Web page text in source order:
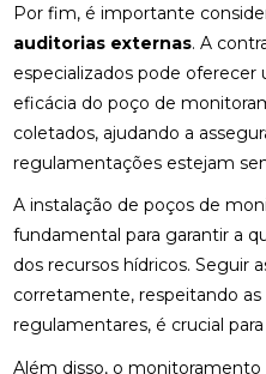
Por fim, é importante
auditorias externas. A
especializados pode oferecer
eficácia do poço de
coletados, ajudando a
regulamentações estejam
A instalação de poços de
fundamental para garantir a
dos recursos hídricos. Seguir
corretamente, respeitando as
regulamentares, é crucial
Além disso, o